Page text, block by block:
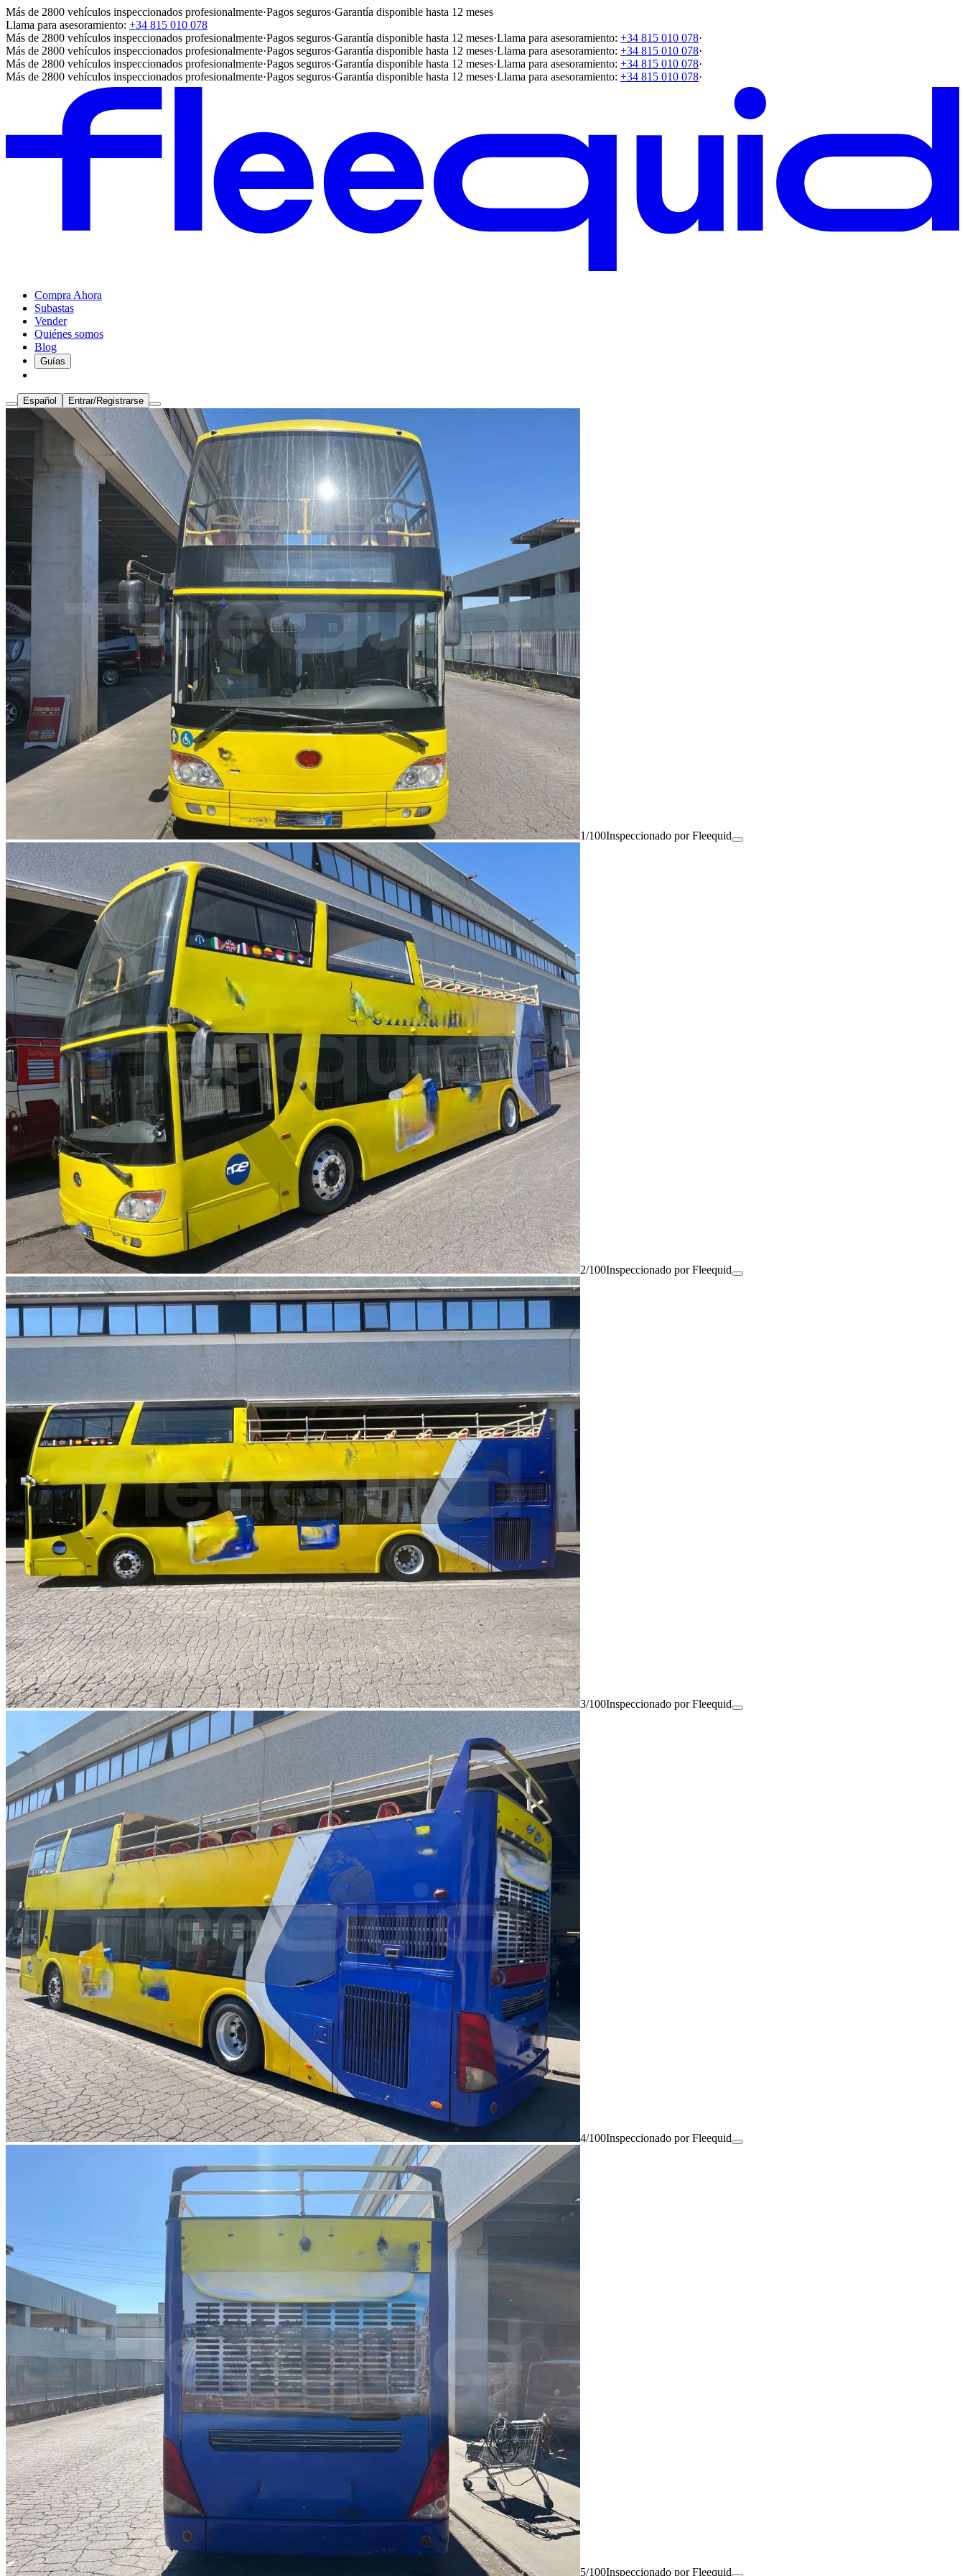
Más de 2800 vehículos inspeccionados profesionalmente·Pagos seguros·Garantía disponible hasta 12 meses
Llama para asesoramiento: +34 815 010 078
Más de 2800 vehículos inspeccionados profesionalmente·Pagos seguros·Garantía disponible hasta 12 meses·Llama para asesoramiento: +34 815 010 078·
Más de 2800 vehículos inspeccionados profesionalmente·Pagos seguros·Garantía disponible hasta 12 meses·Llama para asesoramiento: +34 815 010 078·
Más de 2800 vehículos inspeccionados profesionalmente·Pagos seguros·Garantía disponible hasta 12 meses·Llama para asesoramiento: +34 815 010 078·
Más de 2800 vehículos inspeccionados profesionalmente·Pagos seguros·Garantía disponible hasta 12 meses·Llama para asesoramiento: +34 815 010 078·
Compra Ahora
Subastas
Vender
Quiénes somos
Blog
Guías
Español Entrar/Registrarse
1/100Inspeccionado por Fleequid
2/100Inspeccionado por Fleequid
3/100Inspeccionado por Fleequid
4/100Inspeccionado por Fleequid
5/100Inspeccionado por Fleequid